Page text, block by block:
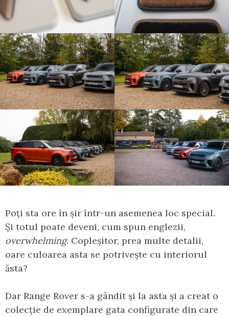
Poți sta ore în șir într-un asemenea loc special.
Și totul poate deveni, cum spun englezii,
overwhelming. Copleșitor, prea multe detalii,
oare culoarea asta se potrivește cu interiorul
ăsta?
Dar Range Rover s-a gândit și la asta și a creat o
colecție de exemplare gata configurate din care